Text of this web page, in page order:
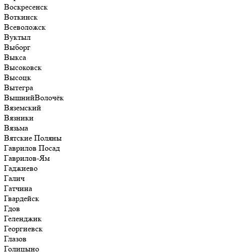
Воскресенск
Воткинск
Всеволожск
Вуктыл
Выборг
Выкса
Высоковск
Высоцк
Вытегра
ВышнийВолочёк
Вяземский
Вязники
Вязьма
Вятские Поляны
Гаврилов Посад
Гаврилов-Ям
Гаджиево
Галич
Гатчина
Гвардейск
Гдов
Геленджик
Георгиевск
Глазов
Голицыно